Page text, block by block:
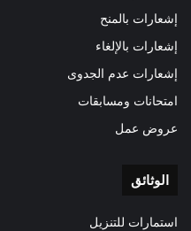
إشعارات بالمنح
إشعارات بالإلغاء
إشعارات عدم الجدوى
امتحانات ومسابقات
عروض عمل
الوثائق
استمارات للتنزيل